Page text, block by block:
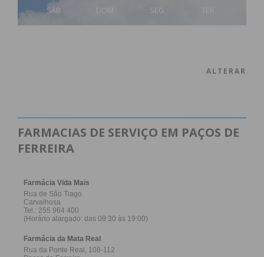
SÁB DOM SEG
ALTERAR
FARMACIAS DE SERVIÇO EM PAÇOS DE
FERREIRA